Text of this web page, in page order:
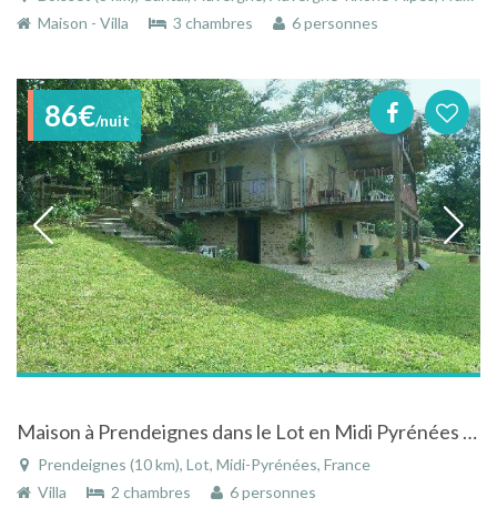
Maison - Villa
3 chambres 6 personnes
86€/nuit
Maison à Prendeignes dans le Lot en Midi Pyrénées avec piscine
Prendeignes (10 km), Lot, Midi-Pyrénées, France
Villa
2 chambres 6 personnes